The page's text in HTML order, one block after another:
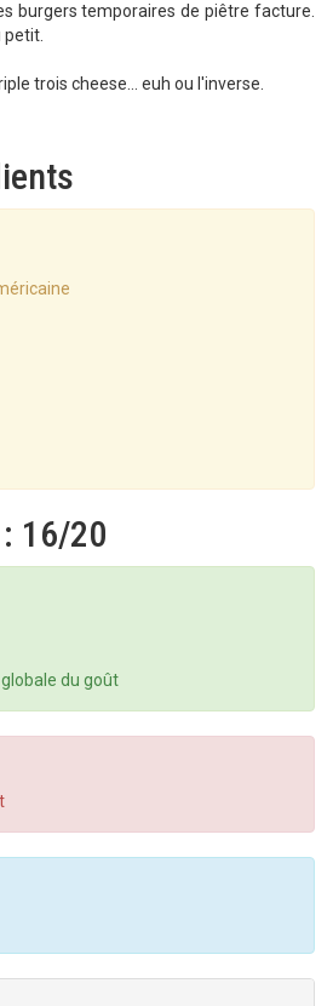
burgers temporaires de piêtre facture.
petit.
trois cheese... euh ou l'inverse.
16/20
du goût